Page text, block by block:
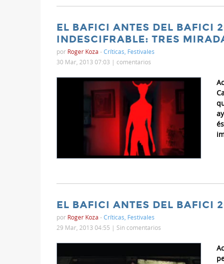
EL BAFICI ANTES DEL BAFICI
INDESCIFRABLE: TRES
por Roger Koza -Críticas, Festivales
30 Mar, 2013 07:03 | comentarios
EL BAFICI ANTES DEL BAFICI
por Roger Koza -Críticas Festivales
29 Mar, 2013 04:55 | Sin comentarios